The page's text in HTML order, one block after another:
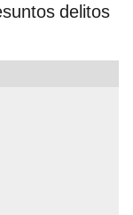
delitos